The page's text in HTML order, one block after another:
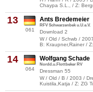
Chaypa S.L., / Z:
13
061
Ants Bredemeier
RFV Schwarzenbek u.U.e.V.
Download 2
W / Old / Schwb /
B: Kraupner,Rainer /
14
064
Wolfgang Schade
Nordd.u.Flottbeker RV
Dressman 55
W / Old / B / 2003 /
Kuistila,Katja / Z: ZG